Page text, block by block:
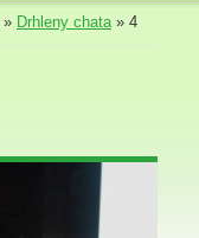
» Drhleny chata» 4